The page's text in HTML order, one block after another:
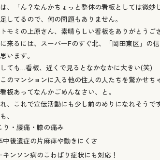
、「ん？なんかちょっと整体の看板としては微
してるので、何の問題もありません。
モミの上原さん、素晴らしい看板をありがとうご
来るには、スーパーFのすぐ北、「岡田東区」の
います。
ても…看板、近くで見るとなかなかに大きい(笑)
のマンションに入る他の住人の人たちを驚かせ
板あってなんかごめんなさい、と。
、これで宣伝活動にも少し前のめりになれそうです
、
り・腰痛・膝の痛み
中後遺症の片麻痺や動きにくさ
キンソン病のこわばり症状にも対応！